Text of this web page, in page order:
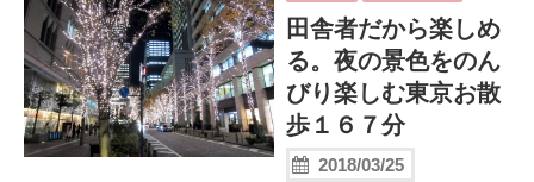
田舎者だから楽しめ
る。夜の景色をのん
びり楽しむ東京お散
歩１６７分
2018/03/25